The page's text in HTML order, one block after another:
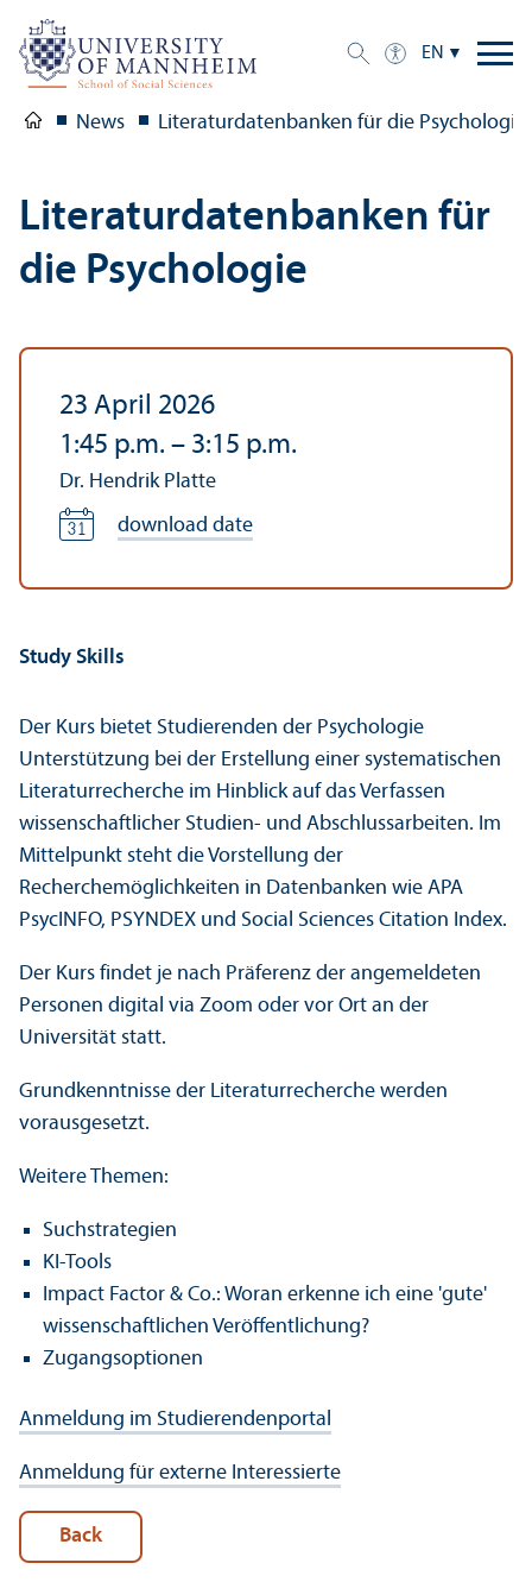
EN
News Literaturdatenbanken für die Psychologie
Literaturdatenbanken für
die Psychologie
23 April 2026
1:45 p.m. – 3:15 p.m.
Dr. Hendrik Platte
download date
Study Skills
Der Kurs bietet Studierenden der Psychologie
Unterstützung bei der Erstellung einer systematischen
Literaturrecherche im Hinblick auf das Verfassen
wissenschaftlicher Studien- und Abschlussarbeiten. Im
Mittelpunkt steht die Vorstellung der
Recherchemöglichkeiten in Datenbanken wie APA
PsycINFO, PSYNDEX und Social Sciences Citation Index.
Der Kurs findet je nach Präferenz der angemeldeten
Personen digital via Zoom oder vor Ort an der
Universität statt.
Grundkenntnisse der Literaturrecherche werden
vorausgesetzt.
Weitere Themen:
Suchstrategien
KI-Tools
Impact Factor & Co.: Woran erkenne ich eine 'gute'
wissenschaftlichen Veröffentlichung?
Zugangsoptionen
Anmeldung im Studierendenportal
Anmeldung für externe Interessierte
Back